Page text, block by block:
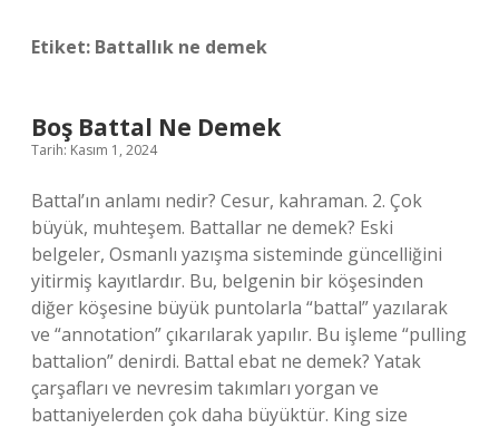
Etiket: Battallık ne demek
Boş Battal Ne Demek
Tarih: Kasım 1, 2024
Battal’ın anlamı nedir? Cesur, kahraman. 2. Çok
büyük, muhteşem. Battallar ne demek? Eski
belgeler, Osmanlı yazışma sisteminde güncelliğini
yitirmiş kayıtlardır. Bu, belgenin bir köşesinden
diğer köşesine büyük puntolarla “battal” yazılarak
ve “annotation” çıkarılarak yapılır. Bu işleme “pulling
battalion” denirdi. Battal ebat ne demek? Yatak
çarşafları ve nevresim takımları yorgan ve
battaniyelerden çok daha büyüktür. King size